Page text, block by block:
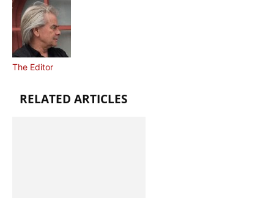
The Editor
RELATED ARTICLES